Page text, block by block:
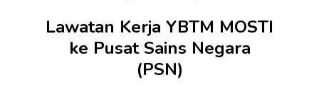
Lawatan Kerja YBTM MOSTI
ke Pusat Sains Negara
(PSN)